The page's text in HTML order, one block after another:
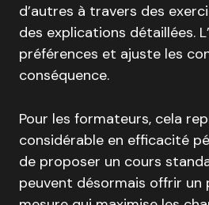
d’autres à travers des
des explications détaillées.
préférences et ajuste les
conséquence.
Pour les formateurs, cela
considérable en efficacité
de proposer un cours
peuvent désormais offrir un